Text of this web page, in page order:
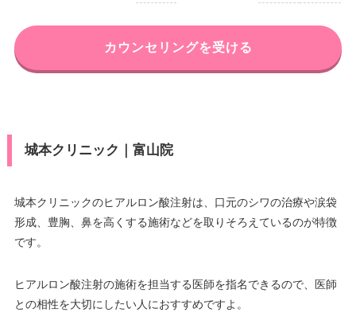
カウンセリングを受ける
城本クリニック｜富山院
城本クリニックのヒアルロン酸注射は、口元のシワの治療や涙袋
形成、豊胸、鼻を高くする施術などを取りそろえているのが特徴
です。
ヒアルロン酸注射の施術を担当する医師を指名できるので、医師
との相性を大切にしたい人におすすめですよ。